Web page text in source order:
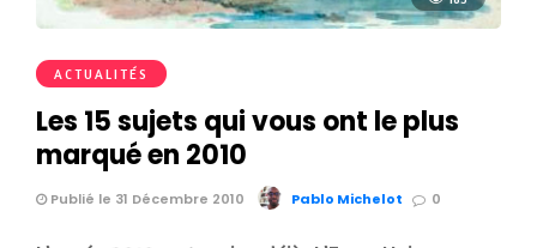
ACTUALITÉS
Les 15 sujets qui vous ont le plus
marqué en 2010
Publié le 31 Décembre 2010 Pablo Michelot 0